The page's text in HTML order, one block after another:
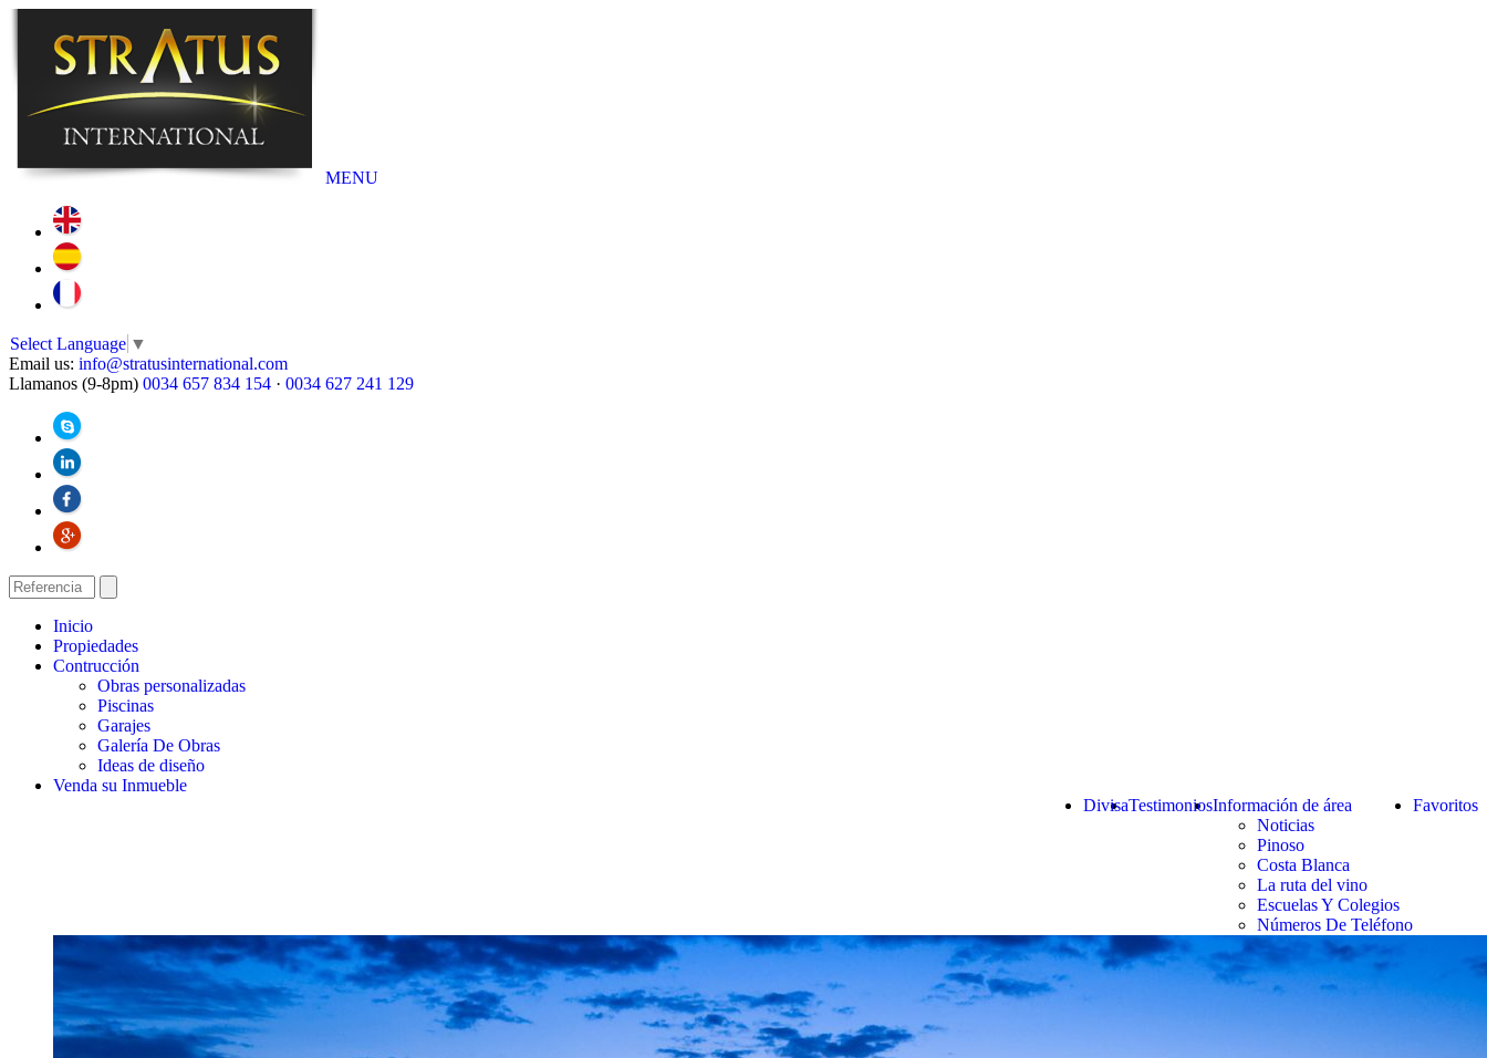
MENU
Select Language ▼
Email us: info@stratusinternational.com
Llamanos (9-8pm) 0034 657 834 154 · 0034 627 241 129
Inicio
Propiedades
Contrucción
Obras personalizadas
Piscinas
Garajes
Galería De Obras
Ideas de diseño
Venda su Inmueble
Favoritos
Información de área
Noticias
Pinoso
Costa Blanca
La ruta del vino
Escuelas Y Colegios
Números De Teléfono
Testimonios
Divisa